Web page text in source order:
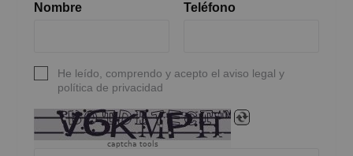
Nombre Teléfono
He leído, comprendo y acepto el aviso legal y
política de privacidad
captcha tools